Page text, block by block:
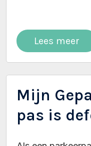
Lees meer
Mijn
pas is